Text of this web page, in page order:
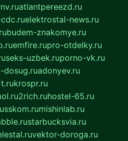
atlantpereezd.ru
elektrostal-news.ru
budem-znakomye.ru
emfire.rupro-otdelky.ru
seks-uzbek.ruporno-vk.ru
dosug.ruadonyev.ru
krospr.ru
2rich.ruhostel-65.ru
mishinlab.ru
starbucksvia.ru
vektor-doroga.ru